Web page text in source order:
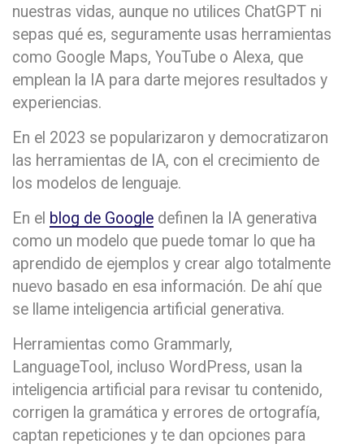
nuestras vidas, aunque no utilices ChatGPT ni
sepas qué es, seguramente usas herramientas
como Google Maps, YouTube o Alexa, que
emplean la IA para darte mejores resultados y
experiencias.
En el 2023 se popularizaron y democratizaron
las herramientas de IA, con el crecimiento de
los modelos de lenguaje.
En el blog de Google definen la IA generativa
como un modelo que puede tomar lo que ha
aprendido de ejemplos y crear algo totalmente
nuevo basado en esa información. De ahí que
se llame inteligencia artificial generativa.
Herramientas como Grammarly,
LanguageTool, incluso WordPress, usan la
inteligencia artificial para revisar tu contenido,
corrigen la gramática y errores de ortografía,
captan repeticiones y te dan opciones para